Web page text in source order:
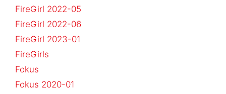
FireGirl 2022-05
FireGirl 2022-06
FireGirl 2023-01
FireGirls
Fokus
Fokus 2020-01